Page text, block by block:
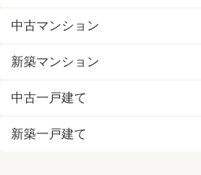
中古マンション
新築マンション
中古一戸建て
新築一戸建て